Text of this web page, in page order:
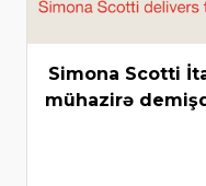
Simona Scotti
mühazirə